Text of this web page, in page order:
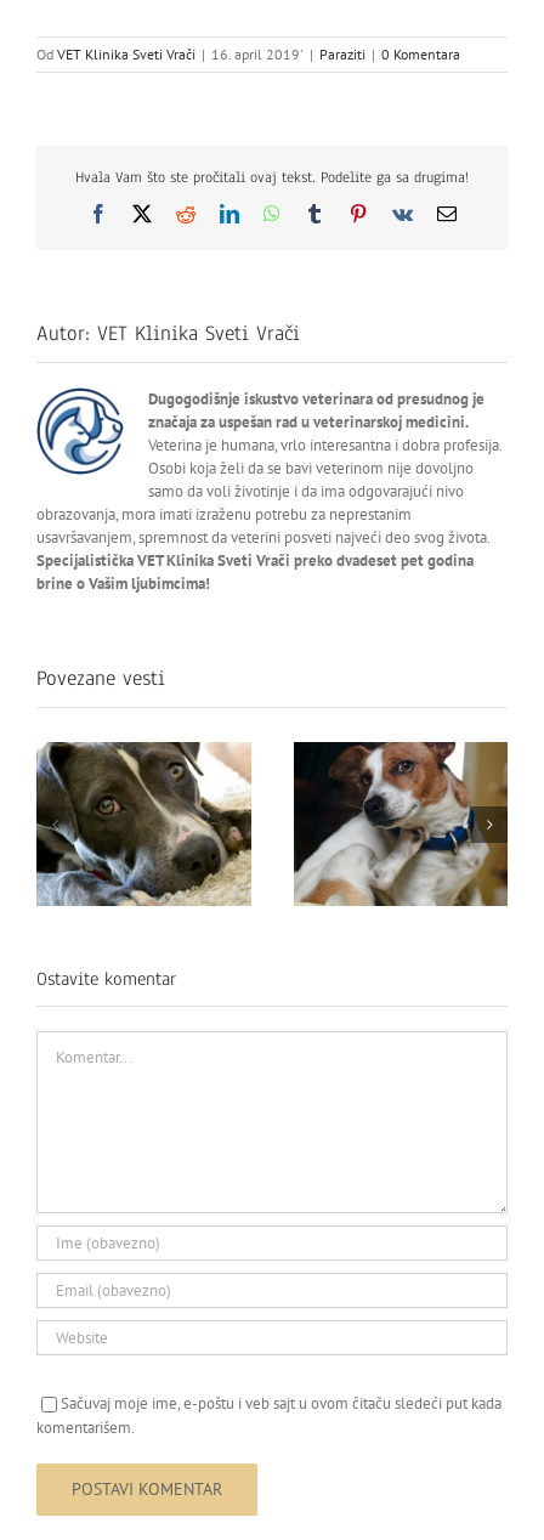
Od VET Klinika Sveti Vrači | 16. april 2019' | Paraziti | 0 Komentara
Hvala Vam što ste pročitali ovaj tekst. Podelite ga sa drugima!
Facebook
X RedditLinkedInWhatsApp
TumblrPinterest
Vk Email
Autor: VET Klinika Sveti Vrači
Dugogodišnje iskustvo veterinara od presudnog je
značaja za uspešan rad u veterinarskoj medicini.
Veterina je humana, vrlo interesantna i dobra profesija.
Osobi koja želi da se bavi veterinom nije dovoljno
samo da voli životinje i da ima odgovarajući nivo
obrazovanja, mora imati izraženu potrebu za neprestanim
usavršavanjem, spremnost da veterini posveti najveći deo svog života.
Specijalistička VET Klinika Sveti Vrači preko dvadeset pet godina
brine o Vašim ljubimcima!
Povezane vesti
Ostavite komentar
Sačuvaj moje ime, e-poštu i veb sajt u ovom čitaču sledeći put kada
komentarišem.